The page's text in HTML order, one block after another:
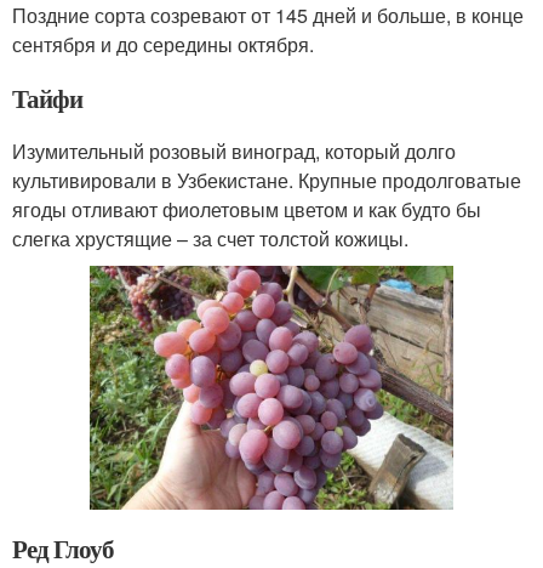
Поздние сорта созревают от 145 дней и больше, в конце
сентября и до середины октября.
Тайфи
Изумительный розовый виноград, который долго
культивировали в Узбекистане. Крупные продолговатые
ягоды отливают фиолетовым цветом и как будто бы
слегка хрустящие – за счет толстой кожицы.
Ред Глоуб